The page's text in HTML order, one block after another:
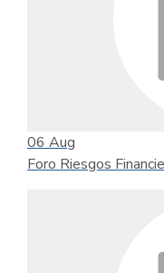
06 Aug
Foro Riesgos